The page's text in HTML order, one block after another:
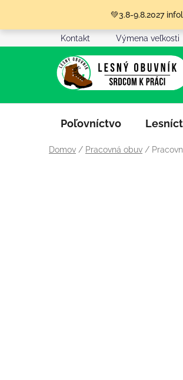
obsah
💚3.8-9.8.2027
Kontakt Výmena veľkosti
Poľovníctvo
Domov / Pracovná obuv /